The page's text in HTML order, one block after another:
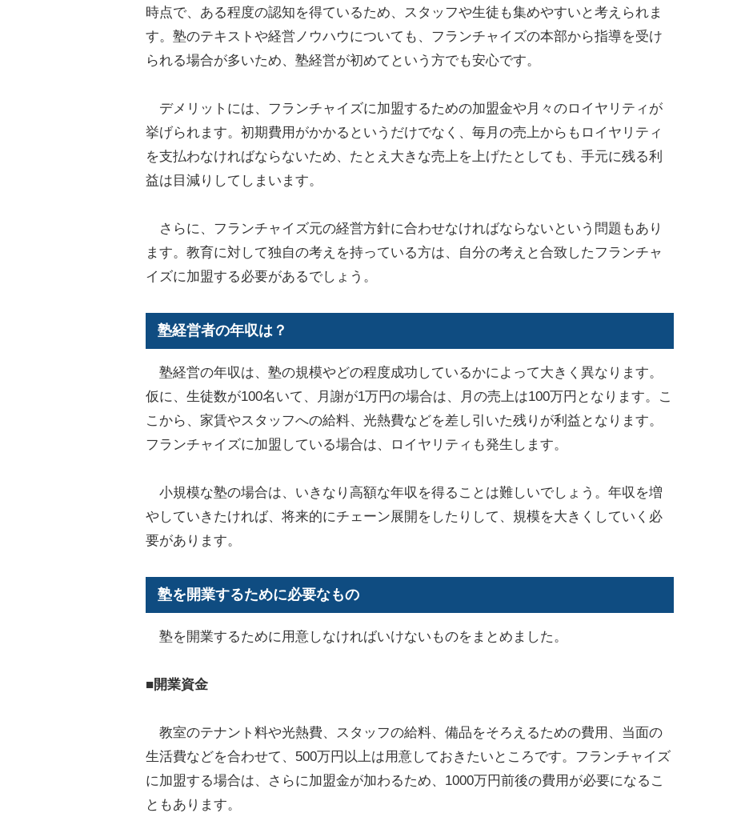
時点で、ある程度の認知を得ているため、スタッフや生徒も集めやすいと考えられま
す。塾のテキストや経営ノウハウについても、フランチャイズの本部から指導を受け
られる場合が多いため、塾経営が初めてという方でも安心です。
デメリットには、フランチャイズに加盟するための加盟金や月々のロイヤリティが
挙げられます。初期費用がかかるというだけでなく、毎月の売上からもロイヤリティ
を支払わなければならないため、たとえ大きな売上を上げたとしても、手元に残る利
益は目減りしてしまいます。
さらに、フランチャイズ元の経営方針に合わせなければならないという問題もあり
ます。教育に対して独自の考えを持っている方は、自分の考えと合致したフランチャ
イズに加盟する必要があるでしょう。
塾経営者の年収は？
塾経営の年収は、塾の規模やどの程度成功しているかによって大きく異なります。
仮に、生徒数が100名いて、月謝が1万円の場合は、月の売上は100万円となります。こ
こから、家賃やスタッフへの給料、光熱費などを差し引いた残りが利益となります。
フランチャイズに加盟している場合は、ロイヤリティも発生します。
小規模な塾の場合は、いきなり高額な年収を得ることは難しいでしょう。年収を増
やしていきたければ、将来的にチェーン展開をしたりして、規模を大きくしていく必
要があります。
塾を開業するために必要なもの
塾を開業するために用意しなければいけないものをまとめました。
■開業資金
教室のテナント料や光熱費、スタッフの給料、備品をそろえるための費用、当面の
生活費などを合わせて、500万円以上は用意しておきたいところです。フランチャイズ
に加盟する場合は、さらに加盟金が加わるため、1000万円前後の費用が必要になるこ
ともあります。